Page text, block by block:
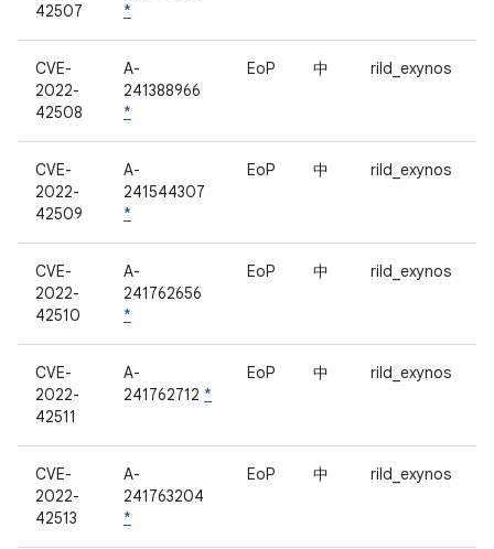
42507
*
CVE-
2022-
42508
A-
241388966
*
EoP 中 rild_exynos
CVE-
2022-
42509
A-
241544307
*
EoP 中 rild_exynos
CVE-
2022-
42510
A-
241762656
*
EoP 中 rild_exynos
CVE-
2022-
42511
A-
241762712 *
EoP 中 rild_exynos
CVE-
2022-
42513
A-
241763204
*
EoP 中 rild_exynos